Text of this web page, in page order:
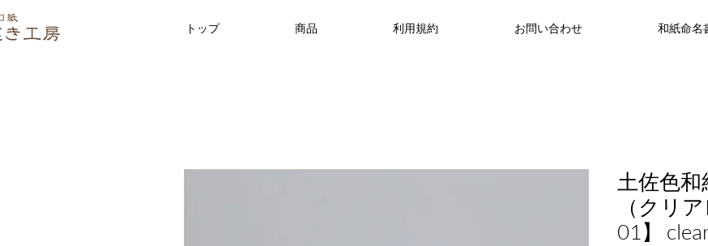
トップ 商品 利用規約 お問い合わせ 和紙命名
土佐色
（クリ
01】